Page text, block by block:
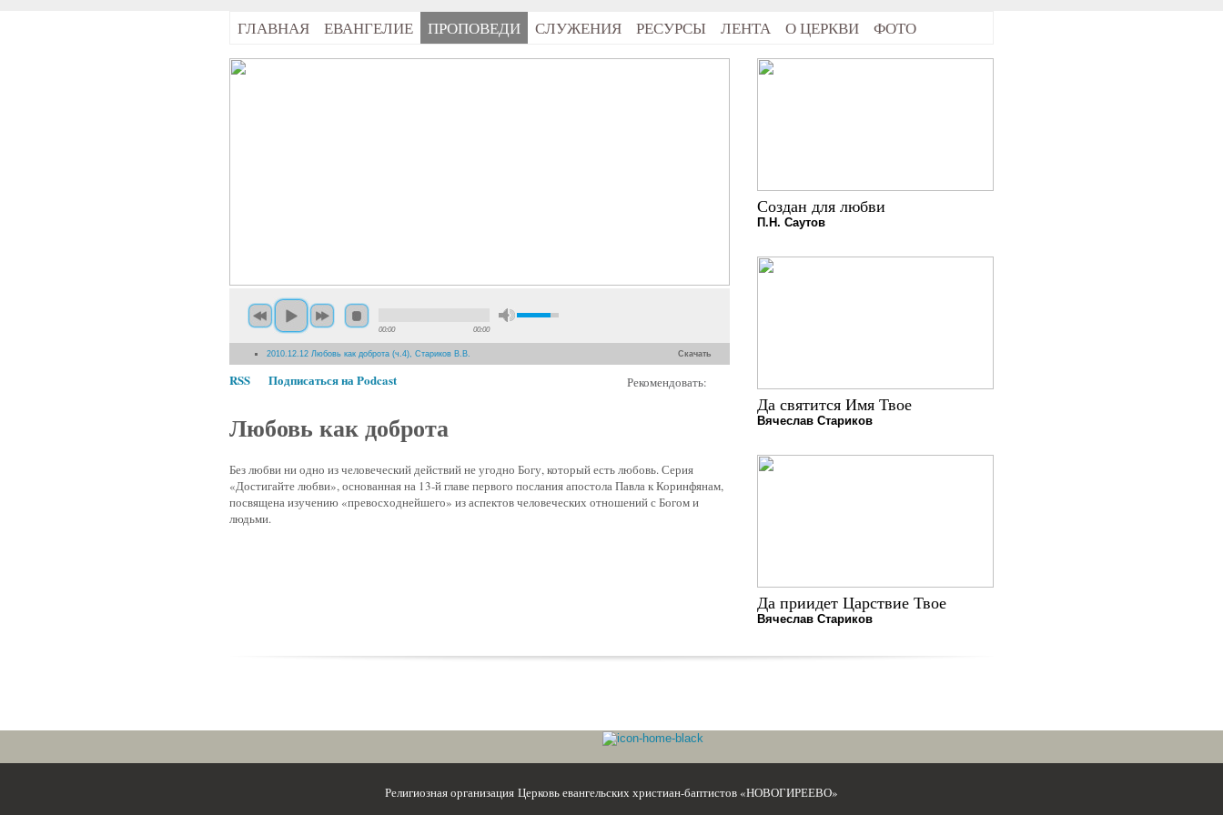
ГЛАВНАЯ ЕВАНГЕЛИЕ ПРОПОВЕДИ СЛУЖЕНИЯ РЕСУРСЫ ЛЕНТА О ЦЕРКВИ ФОТО
00:00 00:00
2010.12.12 Любовь как доброта (ч.4), Стариков В.В. Скачать
RSS Подписаться на Podcast Рекомендовать:
Любовь как доброта
Без любви ни одно из человеческий действий не угодно Богу, который есть любовь. Серия
«Достигайте любви», основанная на 13-й главе первого послания апостола Павла к Коринфянам,
посвящена изучению «превосходнейшего» из аспектов человеческих отношений с Богом и
людьми.
Создан для любви
П.Н. Саутов
Да святится Имя Твое
Вячеслав Стариков
Да приидет Царствие Твое
Вячеслав Стариков
Религиозная организация Церковь евангельских христиан-баптистов «НОВОГИРЕЕВО»